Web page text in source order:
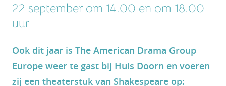
22 september om 14.00 en om 18.00
uur
Ook dit jaar is The American Drama Group
Europe weer te gast bij Huis Doorn en voeren
zij een theaterstuk van Shakespeare op: